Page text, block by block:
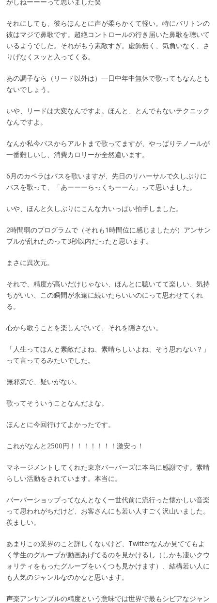
それにしても、彼らほんとに声が柔らかくて軽い。特にバリトンの
彼はマジで鼻歌です。超絶コントロールの行き届いた鼻歌を聴いて
いるようでした。それがもう素敵すぎ。虚飾無く、気負いなく、さ
りげなくスッと入ってくる。
あの調子なら（リード以外は）一日中年中無休で歌ってもなんとも
ないでしょう。
いや、リードは大変なんですよ。ほんと、とんでもないテクニック
なんですよ。
なんか私今バスからアルトまで歌ってますが、やっぱりテノールが
一番難しいし、消費カロリーが全然違います。
6月のカペラはバスを歌いますが、先日のリハーサルで久しぶりに
バスを歌って、「あーーーらっくちーーん」って思いました。
いや、ほんと久しぶりにこんな力いっぱい拍手しました。
2時間弱のプログラムで（それも1時間位に感じましたが）アンサン
ブルが乱れたのって3秒以内だったと思います。
まさに異次元。
それで、精度が高いだけじゃない、ほんとに聴いてて楽しい、気持
ちがいい、この瞬間が永遠に続いたらいいのにって思わせてくれ
る。
心から歌うことを楽しんでいて、それを隠さない。
「人生ってほんと素敵だよね、素晴らしいよね、そう思わない？」
って言ってるみたいでした。
無邪気で、疑いがない。
歌ってそういうことなんだよな。
ほんとに今回行けてよかったです。
これがなんと2500円！！！！！！！激安っ！
マネージメントしてくれた東京バーバーズに本当に感謝です。素晴
らしい活動をされています。本当に。
バーバーショップってなんとなく一世代前に流行った懐かしい音楽
って思われがちだけど、お客さんにも若い人すごく沢山いました。
羨ましい。
あまりこの業界のこと詳しくないけど、Twitterなんか見ててもよ
く学生のグループが動画あげてるのを見かけるし（しかも凄いクウ
ォリティをもったグループをいくつも見かけます）、結構若い人に
も人気のジャンルなのかなと思います。
声楽アンサンブルの精度という意味では世界で最もシビアなジャン